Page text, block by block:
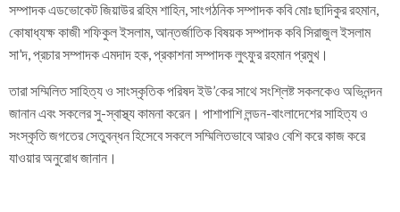
সম্পাদক এডভোকেট জিয়াউর রহিম শাহিন, সাংগঠনিক সম্পাদক কবি মোঃ ছাদিকুর রহমান,
কোষাধ্যক্ষ কাজী শফিকুল ইসলাম, আন্তর্জাতিক বিষয়ক সম্পাদক কবি সিরাজুল ইসলাম
সা’দ, প্রচার সম্পাদক এমদাদ হক, প্রকাশনা সম্পাদক লুৎফুর রহমান প্রমুখ।
তারা সম্মিলিত সাহিত্য ও সাংস্কৃতিক পরিষদ ইউ’কের সাথে সংশ্লিষ্ট সকলকেও অভিনন্দন
জানান এবং সকলের সু-স্বাস্থ্য কামনা করেন। পাশাপাশি লন্ডন-বাংলাদেশের সাহিত্য ও
সংস্কৃতি জগতের সেতুবন্ধন হিসেবে সকলে সম্মিলিতভাবে আরও বেশি করে কাজ করে
যাওয়ার অনুরোধ জানান।